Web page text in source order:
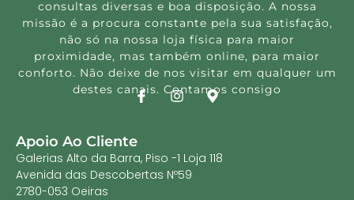
consultas diversas e boa disposição. A nossa
missão é a procura constante pela sua satisfação,
não só na nossa loja física para maior
proximidade, mas também online, para maior
conforto. Não deixe de nos visitar em qualquer um
destes canais. Contamos consigo
Apoio Ao Cliente
Galerias Alto da Barra, Piso -1 Loja 118
Avenida das Descobertas Nº59
2780-053 Oeiras